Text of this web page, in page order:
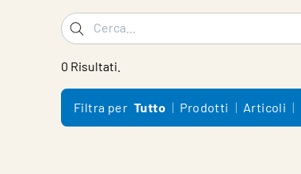
Cerca
0 Risultati.
Filtra per Tutto Prodotti Articoli